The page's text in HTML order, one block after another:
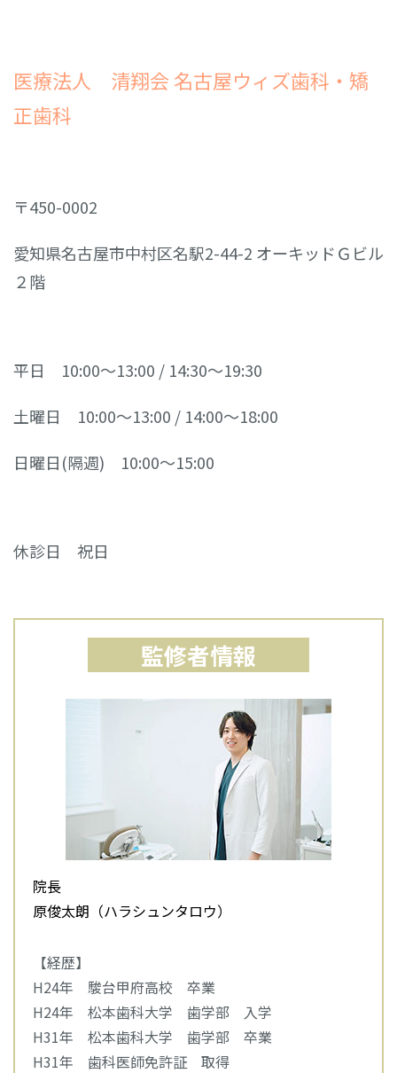
医療法人 清翔会 名古屋ウィズ歯科・矯
正歯科
〒450-0002
愛知県名古屋市中村区名駅2-44-2 オーキッドＧビル
２階
平日 10:00～13:00 / 14:30～19:30
土曜日 10:00～13:00 / 14:00～18:00
日曜日(隔週) 10:00～15:00
休診日 祝日
監修者情報
院長
原俊太朗（ハラシュンタロウ）
【経歴】
H24年 駿台甲府高校 卒業
H24年 松本歯科大学 歯学部 入学
H31年 松本歯科大学 歯学部 卒業
H31年 歯科医師免許証 取得